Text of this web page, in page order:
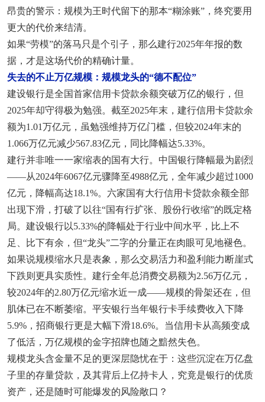
昂贵的警示：规模为王时代留下的那本“糊涂账”，终究要用
更大的代价来结清。
如果“劳模”的落马只是个引子，那么建行2025年年报的数
据，才是这场代价的精确计量。
失去的不止万亿规模：规模龙头的“德不配位”
建设银行是全国首家信用卡贷款余额突破万亿的银行，但
2025年却守得极为勉强。截至2025年末，建行信用卡贷款余
额为1.01万亿元，虽勉强维持万亿门槛，但较2024年末的
1.066万亿元减少567.83亿元，同比降幅达5.33%。
建行并非唯一一家缩表的国有大行。中国银行降幅最为剧烈
——从2024年6067亿元骤降至4988亿元，全年减少超过1000
亿元，降幅高达18.1%。六家国有大行信用卡贷款余额全部
出现下滑，打破了以往“国有行扩张、股份行收缩”的既定格
局。建设银行以5.33%的降幅处于行业中间水平，比上不
足、比下有余，但“龙头”二字的分量正在肉眼可见地褪色。
如果说规模缩水只是表象，那么交易活力和盈利能力断崖式
下跌则更具实质性。建行全年总消费交易额为2.56万亿元，
较2024年的2.80万亿元缩水近一成——规模的骨架还在，但
肌体已在不断萎缩。平安银行当年银行卡手续费收入下降
5.9%，招商银行更是大幅下滑18.6%。当信用卡从高频变成
了低活，万亿规模的金字招牌也随之黯然失色。
规模龙头含金量不足的更深层隐忧在于：这些沉淀在万亿盘
子里的存量贷款，及其背后上亿持卡人，究竟是银行的优质
资产，还是随时可能爆发的风险敞口？